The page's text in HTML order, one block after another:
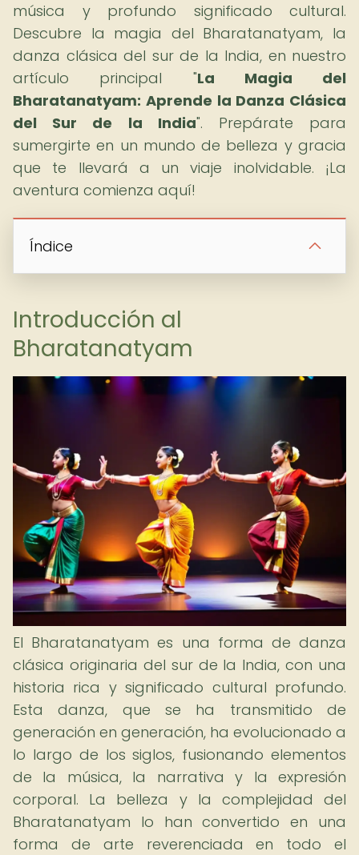
música y profundo significado cultural.
Descubre la magia del Bharatanatyam, la
danza clásica del sur de la India, en nuestro
artículo principal "La Magia del
Bharatanatyam: Aprende la Danza Clásica
del Sur de la India". Prepárate para
sumergirte en un mundo de belleza y gracia
que te llevará a un viaje inolvidable. ¡La
aventura comienza aquí!
Índice
Introducción al
Bharatanatyam
El Bharatanatyam es una forma de danza
clásica originaria del sur de la India, con una
historia rica y significado cultural profundo.
Esta danza, que se ha transmitido de
generación en generación, ha evolucionado a
lo largo de los siglos, fusionando elementos
de la música, la narrativa y la expresión
corporal. La belleza y la complejidad del
Bharatanatyam lo han convertido en una
forma de arte reverenciada en todo el